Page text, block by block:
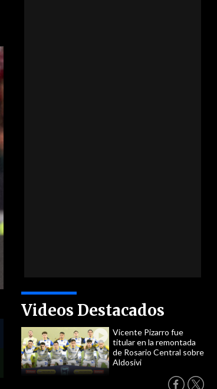
Videos Destacados
Vicente Pizarro fue
titular en la remontada
de Rosario Central sobre
Aldosivi